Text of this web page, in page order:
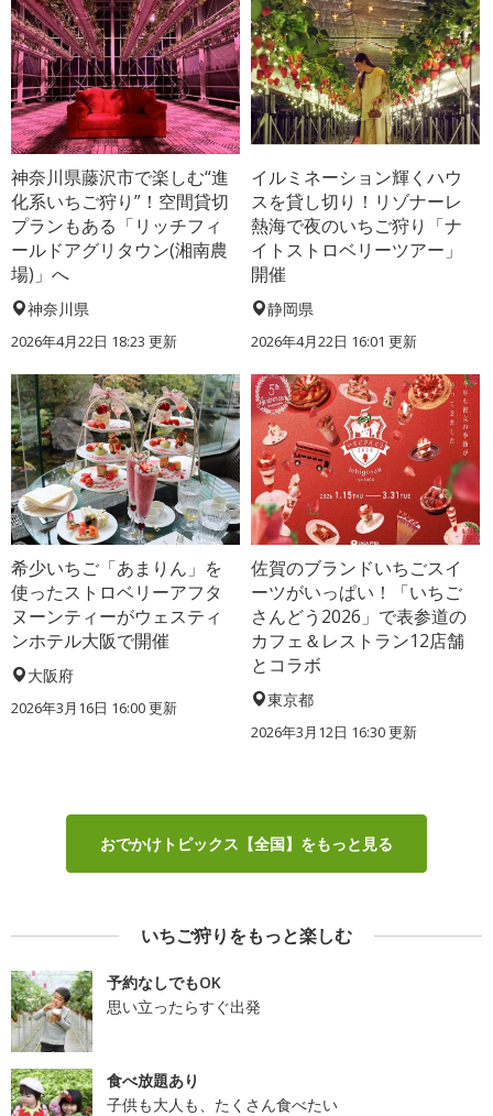
神奈川県藤沢市で楽しむ“進
化系いちご狩り”！空間貸切
プランもある「リッチフィ
ールドアグリタウン(湘南農
場)」へ
神奈川県
2026年4月22日 18:23 更新
イルミネーション輝くハウ
スを貸し切り！リゾナーレ
熱海で夜のいちご狩り「ナ
イトストロベリーツアー」
開催
静岡県
2026年4月22日 16:01 更新
希少いちご「あまりん」を
使ったストロベリーアフタ
ヌーンティーがウェスティ
ンホテル大阪で開催
大阪府
2026年3月16日 16:00 更新
佐賀のブランドいちごスイ
ーツがいっぱい！「いちご
さんどう2026」で表参道の
カフェ＆レストラン12店舗
とコラボ
東京都
2026年3月12日 16:30 更新
おでかけトピックス【全国】をもっと見る
いちご狩りをもっと楽しむ
予約なしでもOK
思い立ったらすぐ出発
食べ放題あり
子供も大人も、たくさん食べたい